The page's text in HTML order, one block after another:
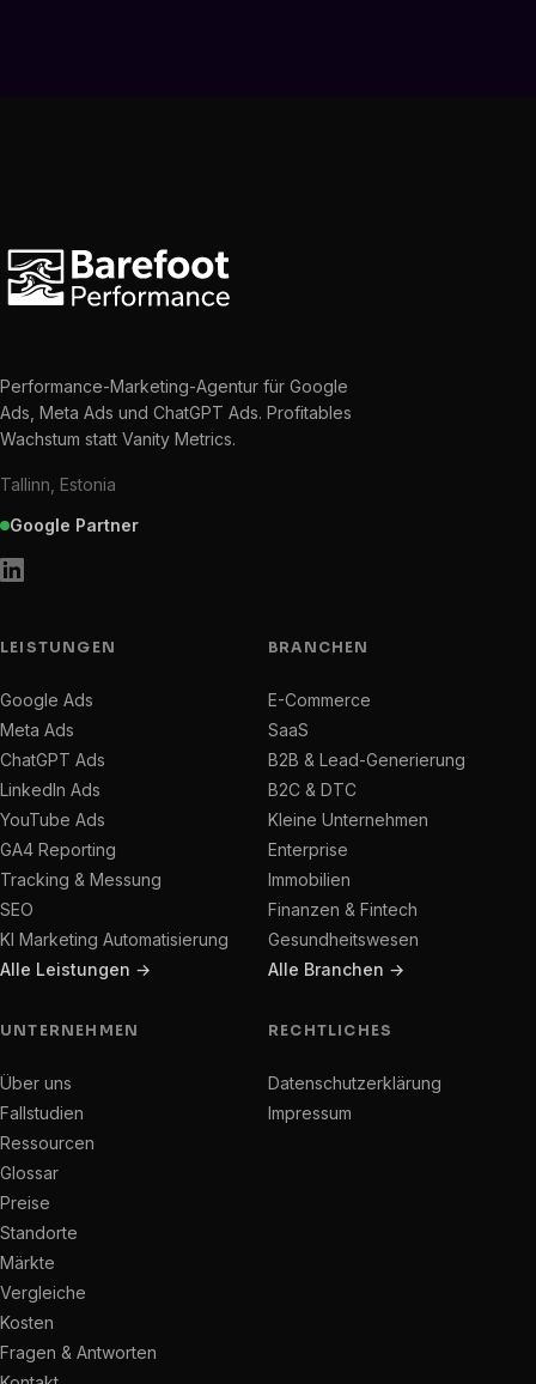
Performance-Marketing-Agentur für Google
Ads, Meta Ads und ChatGPT Ads. Profitables
Wachstum statt Vanity Metrics.
Tallinn, Estonia
Google Partner
LEISTUNGEN
Google Ads
Meta Ads
ChatGPT Ads
LinkedIn Ads
YouTube Ads
GA4 Reporting
Tracking & Messung
SEO
KI Marketing Automatisierung
Alle Leistungen →
BRANCHEN
E-Commerce
SaaS
B2B & Lead-Generierung
B2C & DTC
Kleine Unternehmen
Enterprise
Immobilien
Finanzen & Fintech
Gesundheitswesen
Alle Branchen →
UNTERNEHMEN
Über uns
Fallstudien
Ressourcen
Glossar
Preise
Standorte
Märkte
Vergleiche
Kosten
Fragen & Antworten
RECHTLICHES
Datenschutzerklärung
Impressum